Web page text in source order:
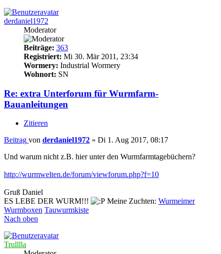
derdaniel1972
Moderator
Beiträge: 363
Registriert: Mi 30. Mär 2011, 23:34
Wormery: Industrial Wormery
Wohnort: SN
Re: extra Unterforum für Wurmfarm-
Bauanleitungen
Zitieren
Beitrag von derdaniel1972 » Di 1. Aug 2017, 08:17
Und warum nicht z.B. hier unter den Wurmfarmtagebüchern?
http://wurmwelten.de/forum/viewforum.php?f=10
Gruß Daniel
ES LEBE DER WURM!!!
Meine Zuchten: Wurmeimer
Wurmboxen Tauwurmkiste
Nach oben
Trulllla